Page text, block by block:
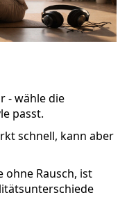
- wähle die
passt.
schnell, kann aber
ohne Rausch, ist